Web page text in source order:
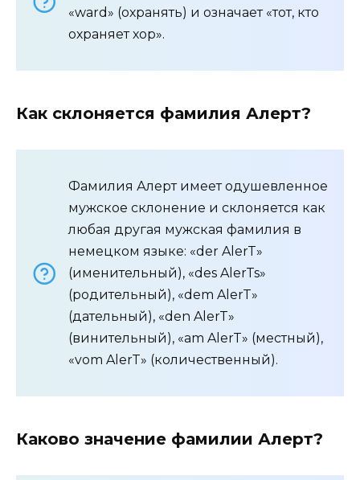
«ward» (охранять) и означает «тот, кто
охраняет хор».
Как склоняется фамилия Алерт?
Фамилия Алерт имеет одушевленное
мужское склонение и склоняется как
любая другая мужская фамилия в
немецком языке: «der AlerT»
(именительный), «des AlerTs»
(родительный), «dem AlerT»
(дательный), «den AlerT»
(винительный), «am AlerT» (местный),
«vom AlerT» (количественный).
Каково значение фамилии Алерт?